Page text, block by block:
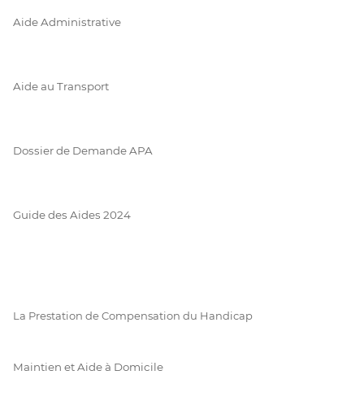
Aide Administrative
Aide au Transport
Dossier de Demande APA
Guide des Aides 2024
La Prestation de Compensation du Handicap
Maintien et Aide à Domicile